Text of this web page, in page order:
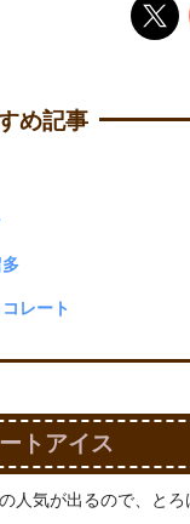
め記事
レート
トアイス
人気が出るので、と